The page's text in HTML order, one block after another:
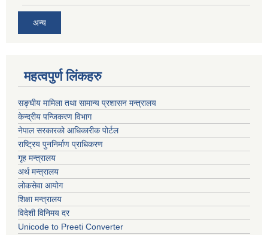
अन्य
महत्वपुर्ण लिंकहरु
सङ्घीय मामिला तथा सामान्य प्रशासन मन्त्रालय
केन्द्रीय पन्जिकरण विभाग
नेपाल सरकारको आधिकारीक पोर्टल
राष्ट्रिय पुननिर्माण प्राधिकरण
गृह मन्त्रालय
अर्थ मन्त्रालय
लोकसेवा आयोग
शिक्षा मन्त्रालय
विदेशी विनिमय दर
Unicode to Preeti Converter